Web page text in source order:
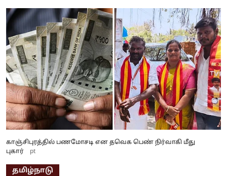
காஞ்சிபுரத்தில் பணமோசடி என தவெக பெண் நிர்வாகி மீது
புகார்
pt
தமிழ்நாடு